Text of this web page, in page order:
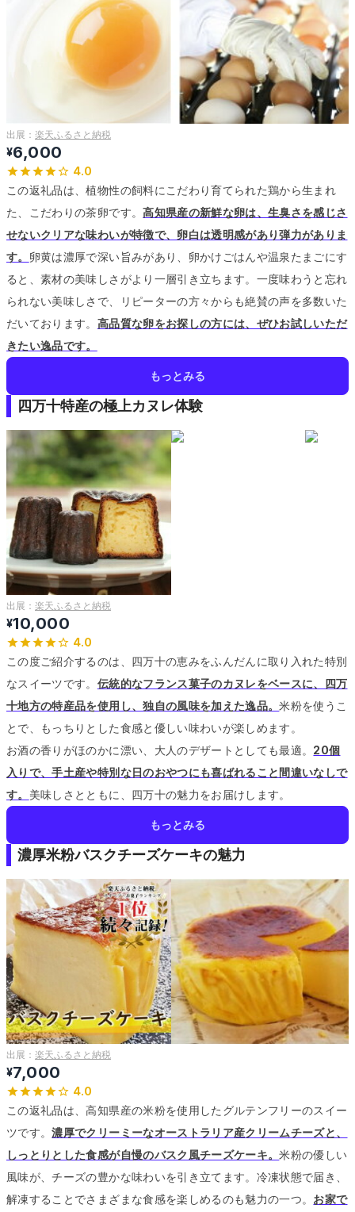
出展： 楽天ふるさと納税
¥6,000
4.0
この返礼品は、植物性の飼料にこだわり育てられた鶏から生まれ
た、こだわりの茶卵です。高知県産の新鮮な卵は、生臭さを感じさ
せないクリアな味わいが特徴で、卵白は透明感があり弾力がありま
す。 卵黄は濃厚で深い旨みがあり、卵かけごはんや温泉たまごにす
ると、素材の美味しさがより一層引き立ちます。 一度味わうと忘れ
られない美味しさで、リピーターの方々からも絶賛の声を多数いた
だいております。 高品質な卵をお探しの方には、ぜひお試しいただ
きたい逸品です。
もっとみる
四万十特産の極上カヌレ体験
出展： 楽天ふるさと納税
¥10,000
4.0
この度ご紹介するのは、四万十の恵みをふんだんに取り入れた特別
なスイーツです。 伝統的なフランス菓子のカヌレをベースに、四万
十地方の特産品を使用し、独自の風味を加えた逸品。米粉を使うこ
とで、もっちりとした食感と優しい味わいが楽しめます。
お酒の香りがほのかに漂い、大人のデザートとしても最適。 20個
入りで、手土産や特別な日のおやつにも喜ばれること間違いなしで
す。 美味しさとともに、四万十の魅力をお届けします。
もっとみる
濃厚米粉バスクチーズケーキの魅力
出展： 楽天ふるさと納税
¥7,000
4.0
この返礼品は、高知県産の米粉を使用したグルテンフリーのスイー
ツです。濃厚でクリーミーなオーストラリア産クリームチーズと、
しっとりとした食感が自慢のバスク風チーズケーキ。米粉の優しい
風味が、チーズの豊かな味わいを引き立てます。 冷凍状態で届き、
解凍することでさまざまな食感を楽しめるのも魅力の一つ。 お家で